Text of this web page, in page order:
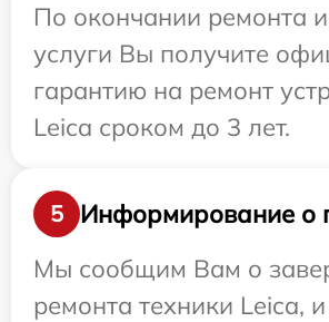
По окончании ремонта
услуги Вы получите
гарантию на ремонт
Leica сроком до 3 лет.
5
Информирование о
Мы сообщим Вам о
ремонта техники Leica,